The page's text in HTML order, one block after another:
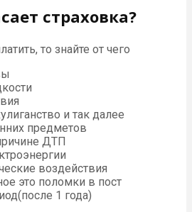
страховка?
то знайте от чего
и так далее
предметов
ДТП
воздействия
это поломки в пост
1 года)